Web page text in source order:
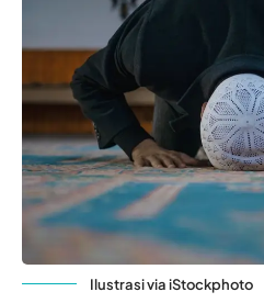
Ilustrasi via iStockphoto